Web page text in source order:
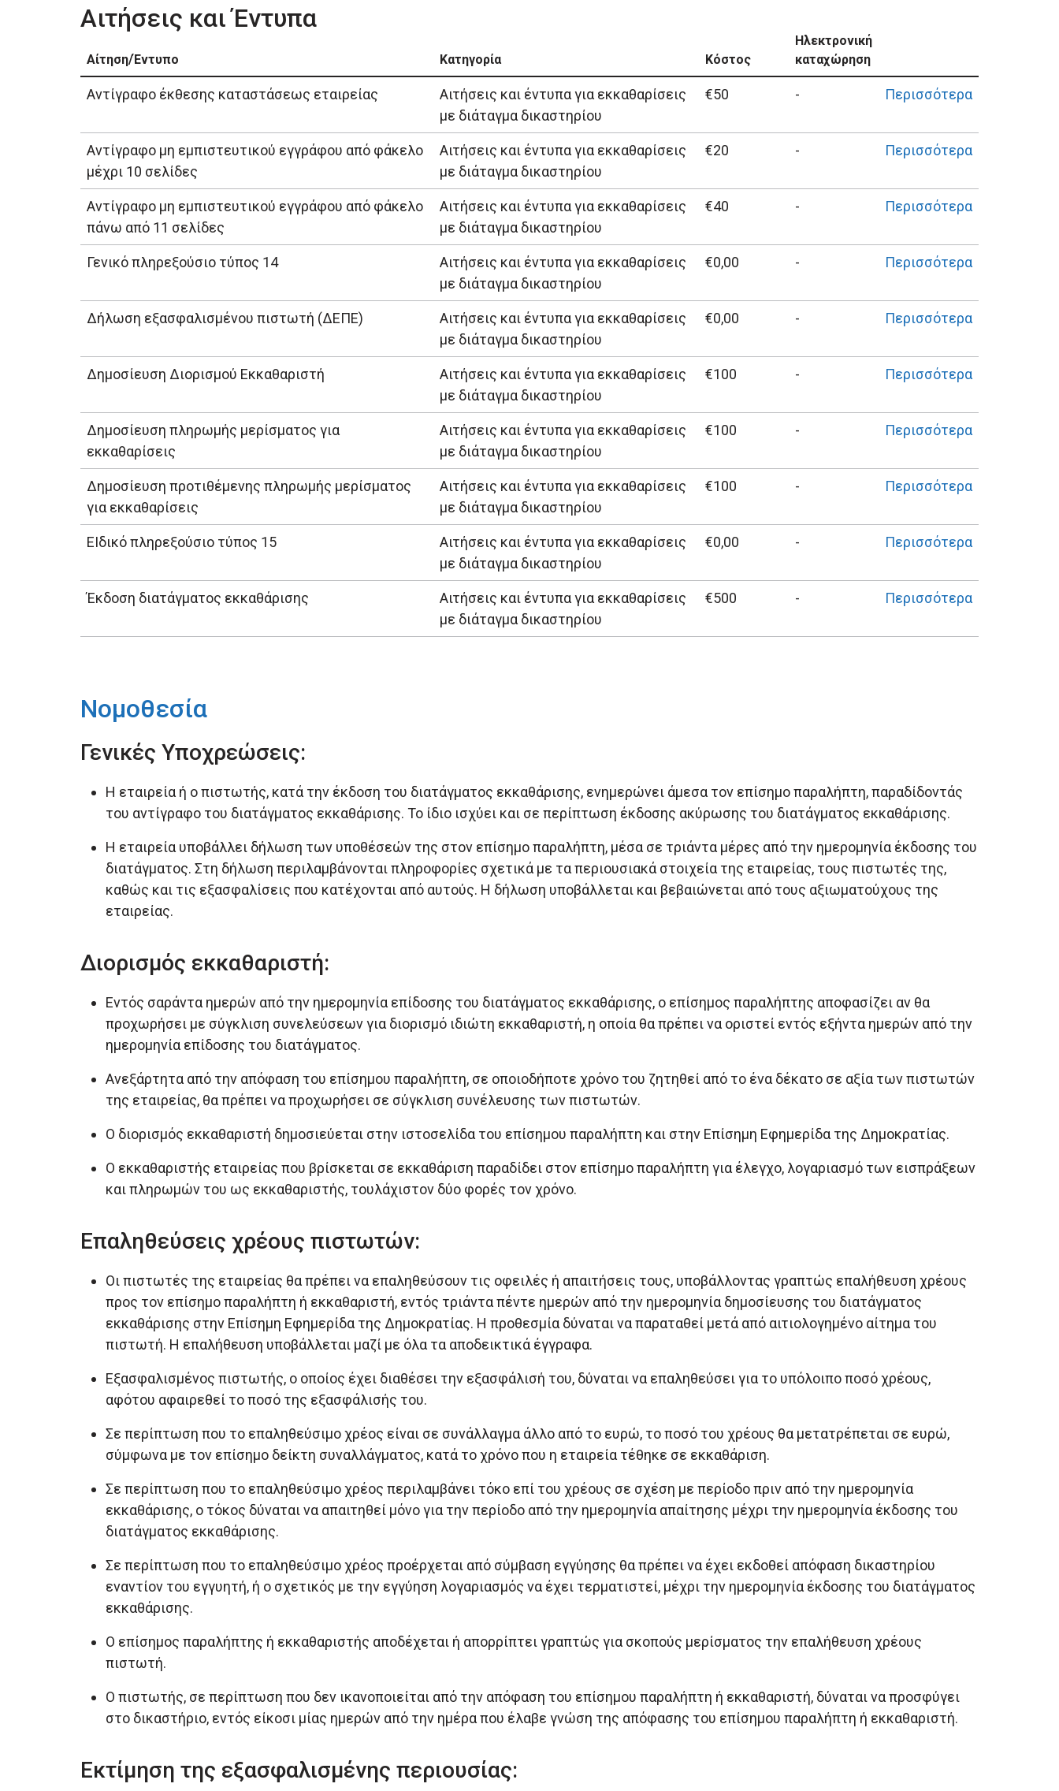
Αιτήσεις και Έντυπα
Αίτηση/Έντυπο Κατηγορία Κόστος
Ηλεκτρονική
καταχώρηση
Αντίγραφο έκθεσης καταστάσεως εταιρείας
Αιτήσεις και έντυπα για εκκαθαρίσεις
με διάταγμα δικαστηρίου
€50 - Περισσότερα
Αντίγραφο μη εμπιστευτικού εγγράφου από φάκελο
μέχρι 10 σελίδες
Αιτήσεις και έντυπα για εκκαθαρίσεις
με διάταγμα δικαστηρίου
€20 - Περισσότερα
Αντίγραφο μη εμπιστευτικού εγγράφου από φάκελο
πάνω από 11 σελίδες
Αιτήσεις και έντυπα για εκκαθαρίσεις
με διάταγμα δικαστηρίου
€40 - Περισσότερα
Γενικό πληρεξούσιο τύπος 14
Αιτήσεις και έντυπα για εκκαθαρίσεις
με διάταγμα δικαστηρίου
€0,00 - Περισσότερα
Δήλωση εξασφαλισμένου πιστωτή (ΔΕΠΕ)
Αιτήσεις και έντυπα για εκκαθαρίσεις
με διάταγμα δικαστηρίου
€0,00 - Περισσότερα
Δημοσίευση Διορισμού Εκκαθαριστή
Αιτήσεις και έντυπα για εκκαθαρίσεις
με διάταγμα δικαστηρίου
€100 - Περισσότερα
Δημοσίευση πληρωμής μερίσματος για
εκκαθαρίσεις
Αιτήσεις και έντυπα για εκκαθαρίσεις
με διάταγμα δικαστηρίου
€100 - Περισσότερα
Δημοσίευση προτιθέμενης πληρωμής μερίσματος
για εκκαθαρίσεις
Αιτήσεις και έντυπα για εκκαθαρίσεις
με διάταγμα δικαστηρίου
€100 - Περισσότερα
ΕΙδικό πληρεξούσιο τύπος 15
Αιτήσεις και έντυπα για εκκαθαρίσεις
με διάταγμα δικαστηρίου
€0,00 - Περισσότερα
Έκδοση διατάγματος εκκαθάρισης
Αιτήσεις και έντυπα για εκκαθαρίσεις
με διάταγμα δικαστηρίου
€500 - Περισσότερα
Νομοθεσία
Γενικές Υποχρεώσεις:
Η εταιρεία ή ο πιστωτής, κατά την έκδοση του διατάγματος εκκαθάρισης, ενημερώνει άμεσα τον επίσημο παραλήπτη, παραδίδοντάς
του αντίγραφο του διατάγματος εκκαθάρισης. Το ίδιο ισχύει και σε περίπτωση έκδοσης ακύρωσης του διατάγματος εκκαθάρισης.
Η εταιρεία υποβάλλει δήλωση των υποθέσεών της στον επίσημο παραλήπτη, μέσα σε τριάντα μέρες από την ημερομηνία έκδοσης του
διατάγματος. Στη δήλωση περιλαμβάνονται πληροφορίες σχετικά με τα περιουσιακά στοιχεία της εταιρείας, τους πιστωτές της,
καθώς και τις εξασφαλίσεις που κατέχονται από αυτούς. Η δήλωση υποβάλλεται και βεβαιώνεται από τους αξιωματούχους της
εταιρείας.
Διορισμός εκκαθαριστή:
Εντός σαράντα ημερών από την ημερομηνία επίδοσης του διατάγματος εκκαθάρισης, ο επίσημος παραλήπτης αποφασίζει αν θα
προχωρήσει με σύγκλιση συνελεύσεων για διορισμό ιδιώτη εκκαθαριστή, η οποία θα πρέπει να οριστεί εντός εξήντα ημερών από την
ημερομηνία επίδοσης του διατάγματος.
Ανεξάρτητα από την απόφαση του επίσημου παραλήπτη, σε οποιοδήποτε χρόνο του ζητηθεί από το ένα δέκατο σε αξία των πιστωτών
της εταιρείας, θα πρέπει να προχωρήσει σε σύγκλιση συνέλευσης των πιστωτών.
Ο διορισμός εκκαθαριστή δημοσιεύεται στην ιστοσελίδα του επίσημου παραλήπτη και στην Επίσημη Εφημερίδα της Δημοκρατίας.
Ο εκκαθαριστής εταιρείας που βρίσκεται σε εκκαθάριση παραδίδει στον επίσημο παραλήπτη για έλεγχο, λογαριασμό των εισπράξεων
και πληρωμών του ως εκκαθαριστής, τουλάχιστον δύο φορές τον χρόνο.
Επαληθεύσεις χρέους πιστωτών:
Οι πιστωτές της εταιρείας θα πρέπει να επαληθεύσουν τις οφειλές ή απαιτήσεις τους, υποβάλλοντας γραπτώς επαλήθευση χρέους
προς τον επίσημο παραλήπτη ή εκκαθαριστή, εντός τριάντα πέντε ημερών από την ημερομηνία δημοσίευσης του διατάγματος
εκκαθάρισης στην Επίσημη Εφημερίδα της Δημοκρατίας. Η προθεσμία δύναται να παραταθεί μετά από αιτιολογημένο αίτημα του
πιστωτή. Η επαλήθευση υποβάλλεται μαζί με όλα τα αποδεικτικά έγγραφα.
Εξασφαλισμένος πιστωτής, ο οποίος έχει διαθέσει την εξασφάλισή του, δύναται να επαληθεύσει για το υπόλοιπο ποσό χρέους,
αφότου αφαιρεθεί το ποσό της εξασφάλισής του.
Σε περίπτωση που το επαληθεύσιμο χρέος είναι σε συνάλλαγμα άλλο από το ευρώ, το ποσό του χρέους θα μετατρέπεται σε ευρώ,
σύμφωνα με τον επίσημο δείκτη συναλλάγματος, κατά το χρόνο που η εταιρεία τέθηκε σε εκκαθάριση.
Σε περίπτωση που το επαληθεύσιμο χρέος περιλαμβάνει τόκο επί του χρέους σε σχέση με περίοδο πριν από την ημερομηνία
εκκαθάρισης, ο τόκος δύναται να απαιτηθεί μόνο για την περίοδο από την ημερομηνία απαίτησης μέχρι την ημερομηνία έκδοσης του
διατάγματος εκκαθάρισης.
Σε περίπτωση που το επαληθεύσιμο χρέος προέρχεται από σύμβαση εγγύησης θα πρέπει να έχει εκδοθεί απόφαση δικαστηρίου
εναντίον του εγγυητή, ή ο σχετικός με την εγγύηση λογαριασμός να έχει τερματιστεί, μέχρι την ημερομηνία έκδοσης του διατάγματος
εκκαθάρισης.
Ο επίσημος παραλήπτης ή εκκαθαριστής αποδέχεται ή απορρίπτει γραπτώς για σκοπούς μερίσματος την επαλήθευση χρέους
πιστωτή.
Ο πιστωτής, σε περίπτωση που δεν ικανοποιείται από την απόφαση του επίσημου παραλήπτη ή εκκαθαριστή, δύναται να προσφύγει
στο δικαστήριο, εντός είκοσι μίας ημερών από την ημέρα που έλαβε γνώση της απόφασης του επίσημου παραλήπτη ή εκκαθαριστή.
Εκτίμηση της εξασφαλισμένης περιουσίας: